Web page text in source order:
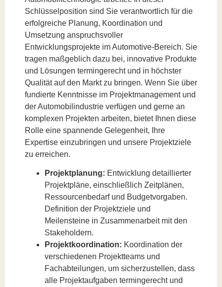
Schlüsselposition sind Sie verantwortlich für die
erfolgreiche Planung, Koordination und
Umsetzung anspruchsvoller
Entwicklungsprojekte im Automotive-Bereich. Sie
tragen maßgeblich dazu bei, innovative Produkte
und Lösungen termingerecht und in höchster
Qualität auf den Markt zu bringen. Wenn Sie über
fundierte Kenntnisse im Projektmanagement und
der Automobilindustrie verfügen und gerne an
komplexen Projekten arbeiten, bietet Ihnen diese
Rolle eine spannende Gelegenheit, Ihre
Expertise einzubringen und unsere Projektziele
zu erreichen.
Projektplanung: Entwicklung detaillierter
Projektpläne, einschließlich Zeitplänen,
Ressourcenbedarf und Budgetvorgaben.
Definition der Projektziele und
Meilensteine in Zusammenarbeit mit den
Stakeholdern.
Projektkoordination: Koordination der
verschiedenen Projektteams und
Fachabteilungen, um sicherzustellen, dass
alle Projektaufgaben termingerecht und